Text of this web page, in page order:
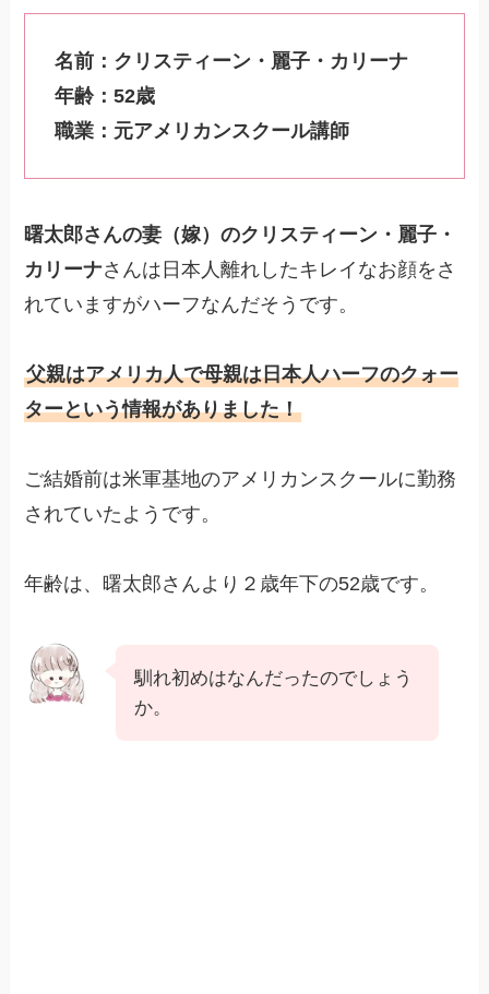
名前：クリスティーン・麗子・カリーナ
年齢：52歳
職業：元アメリカンスクール講師
曙太郎さんの妻（嫁）のクリスティーン・麗子・
カリーナさんは日本人離れしたキレイなお顔をさ
れていますがハーフなんだそうです。
父親はアメリカ人で母親は日本人ハーフのクォー
ターという情報がありました！
ご結婚前は米軍基地のアメリカンスクールに勤務
されていたようです。
年齢は、曙太郎さんより２歳年下の52歳です。
馴れ初めはなんだったのでしょう
か。